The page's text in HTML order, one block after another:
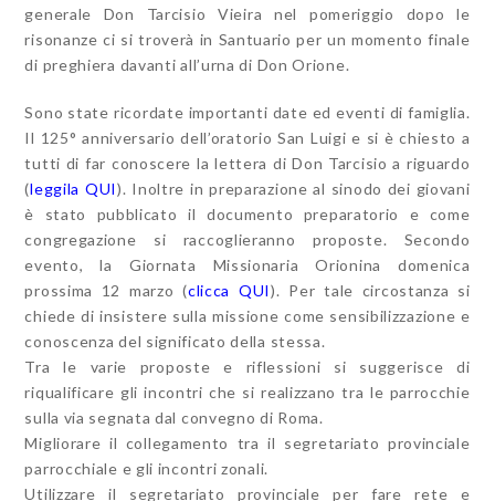
generale Don Tarcisio Vieira nel pomeriggio dopo le
risonanze ci si troverà in Santuario per un momento finale
di preghiera davanti all’urna di Don Orione.
Sono state ricordate importanti date ed eventi di famiglia.
Il 125° anniversario dell’oratorio San Luigi e si è chiesto a
tutti di far conoscere la lettera di Don Tarcisio a riguardo
(leggila QUI). Inoltre in preparazione al sinodo dei giovani
è stato pubblicato il documento preparatorio e come
congregazione si raccoglieranno proposte. Secondo
evento, la Giornata Missionaria Orionina domenica
prossima 12 marzo (clicca QUI). Per tale circostanza si
chiede di insistere sulla missione come sensibilizzazione e
conoscenza del significato della stessa.
Tra le varie proposte e riflessioni si suggerisce di
riqualificare gli incontri che si realizzano tra le parrocchie
sulla via segnata dal convegno di Roma.
Migliorare il collegamento tra il segretariato provinciale
parrocchiale e gli incontri zonali.
Utilizzare il segretariato provinciale per fare rete e